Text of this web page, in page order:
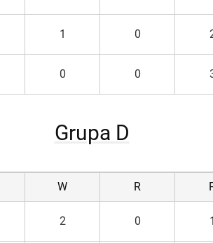
1 0
0 0
Grupa D
W R
2 0 1